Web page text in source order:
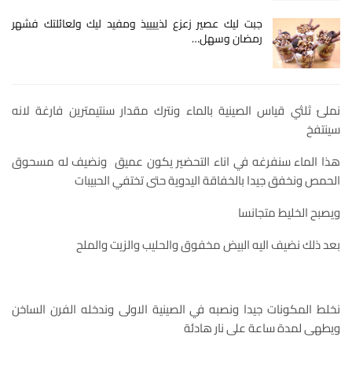
جبت ليك عصير زعزع لذييييذ ومفيد ليك ولعائلتك فشهر
رمضان وسهل…
نملئ ثلثي قياس الصينية بالماء ونترك مقدار سنتيمترين فارغة لانه
سينتفخ
هذا الماء سنفرغه في اناء التحضير يكون عميق ونضيف له مسحوق
الحمص ونخفق جيدا بالخفاقة اليدوية حتى تختفي الحبيبات
ويصبح الخليط متجانسا
بعد ذلك نضيف اليه البيض مخفوق والحليب والزيت والملح
نخلط المكونات جيدا ونصبه في الصينية الاولى وندخله الفرن الساخن
ويطهى لمدة ساعة على نار هادئة